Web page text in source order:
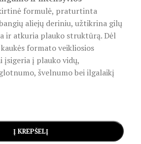
formulė, praturtinta
aliejų deriniu, užtikrina gilų
ir atkuria plauko struktūrą. Dėl
formato veikliosios
įsigeria į plauko vidų,
švelnumo bei ilgalaikį
Į KREPŠELĮ